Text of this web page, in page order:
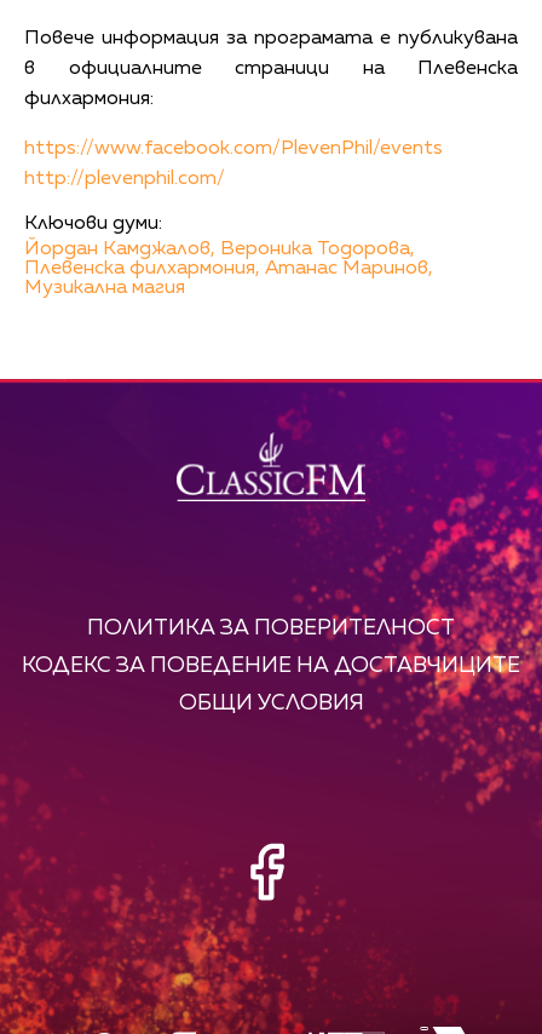
Повече информация за програмата е публикувана
в официалните страници на Плевенска
филхармония:
https://www.facebook.com/PlevenPhil/events
http://plevenphil.com/
Ключови думи:
Йордан Камджалов, Вероника Тодорова,
Плевенска филхармония, Атанас Маринов,
Музикална магия
ПОЛИТИКА ЗА ПОВЕРИТЕЛНОСТ
КОДЕКС ЗА ПОВЕДЕНИЕ НА ДОСТАВЧИЦИТЕ
ОБЩИ УСЛОВИЯ